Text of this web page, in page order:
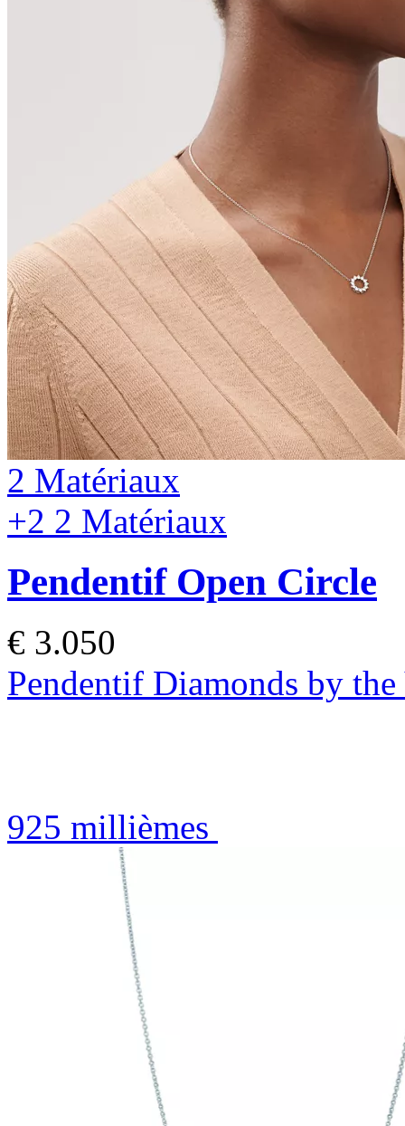
2 Matériaux
+2 2 Matériaux
Pendentif Open Circle
€ 3.050
Pendentif Diamonds by
925 millièmes